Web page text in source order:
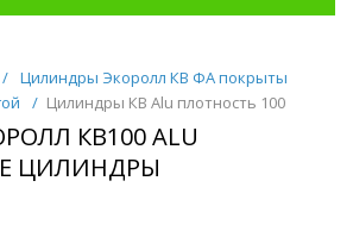
/ Цилиндры Экоролл КВ ФА покрыты
/ Цилиндры КВ Alu плотность 100
КВ100 ALU
ЦИЛИНДРЫ